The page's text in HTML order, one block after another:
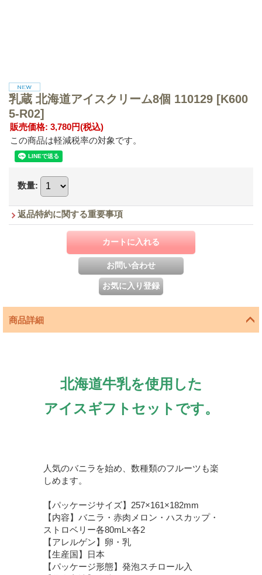
乳蔵 北海道アイスクリーム8個 110129 [K600
5-R02]
販売価格: 3,780円(税込)
この商品は軽減税率の対象です。
数量:
返品特約に関する重要事項
商品詳細
北海道牛乳を使用した
アイスギフトセットです。
人気のバニラを始め、数種類のフルーツも楽
しめます。
【パッケージサイズ】257×161×182mm
【内容】 バニラ・赤肉メロン・ハスカップ・
ストロベリー各80mL×各2
【アレルゲン】卵・乳
【生産国】日本
【パッケージ形態】 発泡スチロール入